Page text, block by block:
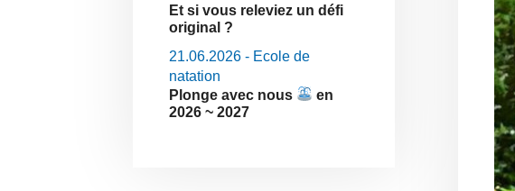
Et si vous releviez un défi
original ?
21.06.2026 - Ecole de
natation
Plonge avec nous
en
2026 ~ 2027